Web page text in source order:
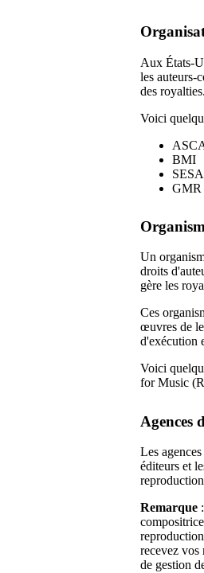
Aux États-
les auteurs-
des royalties.
Voici
BMI
GMR
Un
droits
gère les
Ces
œuvres de
d'exécution
Voici
for Music
Agences
Les
éditeurs et
Remarque
recevez vos
de gestion